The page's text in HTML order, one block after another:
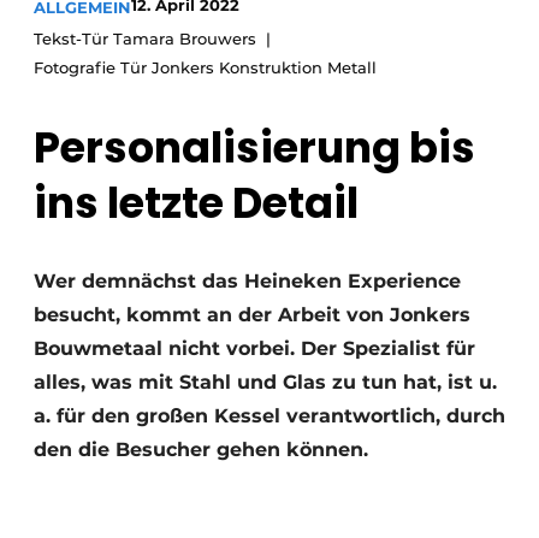
Datenschutz / Cookie-Erklärung
Ein Stellenangebot registrieren
Freie Stellen
Modularer Aufbau
ALLGEMEIN12. April 2022
Tekst-Tür Tamara Brouwers
Fotografie Tür Jonkers Konstruktion Metall
Personalisierung bis
ins letzte Detail
Wer demnächst das Heineken Experience
besucht, kommt an der Arbeit von Jonkers
Bouwmetaal nicht vorbei. Der Spezialist für
alles, was mit Stahl und Glas zu tun hat, ist u.
a. für den großen Kessel verantwortlich, durch
den die Besucher gehen können.